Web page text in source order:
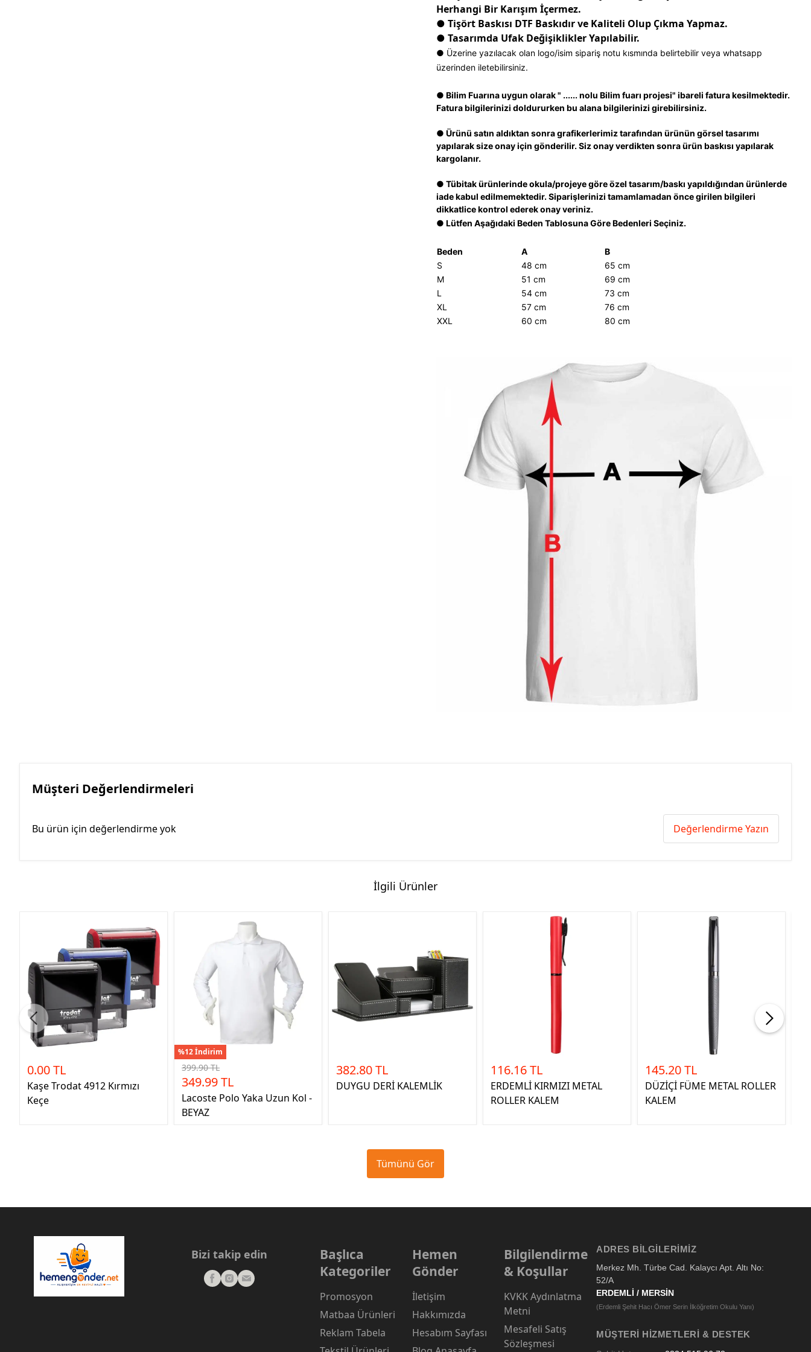
Herhangi Bir Karışım İçermez.
● Tişört Baskısı DTF Baskıdır ve Kaliteli Olup Çıkma Yapmaz.
● Tasarımda Ufak Değişiklikler Yapılabilir.
● Üzerine yazılacak olan logo/isim sipariş notu kısmında belirtebilir veya whatsapp
üzerinden iletebilirsiniz.
● Bilim Fuarına uygun olarak " ...... nolu Bilim fuarı projesi" ibareli fatura kesilmektedir.
Fatura bilgilerinizi doldururken bu alana bilgilerinizi girebilirsiniz.
● Ürünü satın aldıktan sonra grafikerlerimiz tarafından ürünün görsel tasarımı
yapılarak size onay için gönderilir. Siz onay verdikten sonra ürün baskısı yapılarak
kargolanır.
● Tübitak ürünlerinde okula/projeye göre özel tasarım/baskı yapıldığından ürünlerde
iade kabul edilmemektedir. Siparişlerinizi tamamlamadan önce girilen bilgileri
dikkatlice kontrol ederek onay veriniz.
● Lütfen Aşağıdaki Beden Tablosuna Göre Bedenleri Seçiniz.
Beden A
B
S
48 cm
65 cm
M
51 cm
69 cm
L
54 cm
73 cm
XL
57 cm
76 cm
XXL
60 cm 80 cm
Müşteri Değerlendirmeleri
Bu ürün için değerlendirme yok Değerlendirme Yazın
İlgili Ürünler
0.00 TL
Kaşe Trodat 4912 Kırmızı
Keçe
%12 İndirim
399.90 TL
349.99 TL
Lacoste Polo Yaka Uzun Kol -
BEYAZ
382.80 TL
DUYGU DERİ KALEMLİK
116.16 TL
ERDEMLİ KIRMIZI METAL
ROLLER KALEM
145.20 TL
DÜZİÇİ FÜME METAL ROLLER
KALEM
Tümünü Gör
Bizi takip edin
Başlıca
Kategoriler
Promosyon
Matbaa Ürünleri
Reklam Tabela
Hemen
Gönder
İletişim
Hakkımızda
Hesabım Sayfası
Bilgilendirme
& Koşullar
KVKK Aydınlatma
Metni
Mesafeli Satış
Sözleşmesi
ADRES BILGILERIMIZ
Merkez Mh. Türbe Cad. Kalaycı Apt. Altı No:
52/A
ERDEMLİ / MERSİN
(Erdemli Şehit Hacı Ömer Serin İlköğretim Okulu Yanı)
MÜŞTERI HIZMETLERI & DESTEK